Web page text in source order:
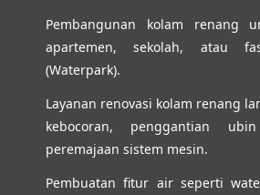
Pembangunan kolam renang
apartemen, sekolah, atau
(Waterpark).
Layanan renovasi kolam renang
kebocoran, penggantian
peremajaan sistem mesin.
Pembuatan fitur air seperti